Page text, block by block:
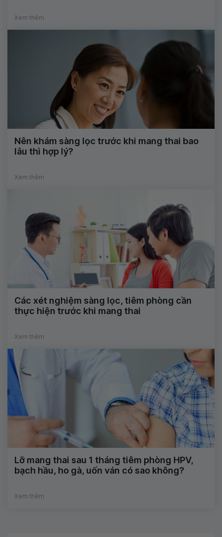
Xem thêm
Nên khám sàng lọc trước khi mang thai bao
lâu thì hợp lý?
Xem thêm
Các xét nghiệm sàng lọc, tiêm phòng cần
thực hiện trước khi mang thai
Xem thêm
Lỡ mang thai sau 1 tháng tiêm phòng HPV,
bạch hầu, ho gà, uốn ván có sao không?
Xem thêm